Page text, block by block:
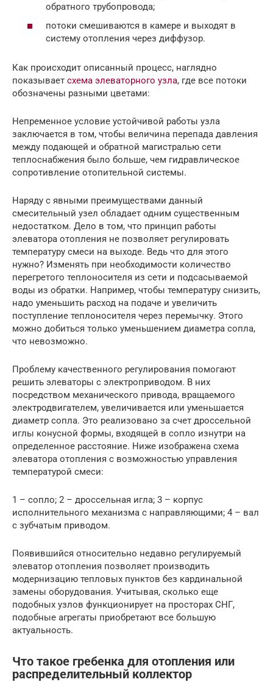
обратного трубопровода;
потоки смешиваются в камере и выходят в
систему отопления через диффузор.
Как происходит описанный процесс, наглядно
показывает схема элеваторного узла, где все потоки
обозначены разными цветами:
Непременное условие устойчивой работы узла
заключается в том, чтобы величина перепада давления
между подающей и обратной магистралью сети
теплоснабжения было больше, чем гидравлическое
сопротивление отопительной системы.
Наряду с явными преимуществами данный
смесительный узел обладает одним существенным
недостатком. Дело в том, что принцип работы
элеватора отопления не позволяет регулировать
температуру смеси на выходе. Ведь что для этого
нужно? Изменять при необходимости количество
перегретого теплоносителя из сети и подсасываемой
воды из обратки. Например, чтобы температуру снизить,
надо уменьшить расход на подаче и увеличить
поступление теплоносителя через перемычку. Этого
можно добиться только уменьшением диаметра сопла,
что невозможно.
Проблему качественного регулирования помогают
решить элеваторы с электроприводом. В них
посредством механического привода, вращаемого
электродвигателем, увеличивается или уменьшается
диаметр сопла. Это реализовано за счет дроссельной
иглы конусной формы, входящей в сопло изнутри на
определенное расстояние. Ниже изображена схема
элеватора отопления с возможностью управления
температурой смеси:
1 – сопло; 2 – дроссельная игла; 3 – корпус
исполнительного механизма с направляющими; 4 – вал
с зубчатым приводом.
Появившийся относительно недавно регулируемый
элеватор отопления позволяет производить
модернизацию тепловых пунктов без кардинальной
замены оборудования. Учитывая, сколько еще
подобных узлов функционирует на просторах СНГ,
подобные агрегаты приобретают все большую
актуальность.
Что такое гребенка для отопления или
распределительный коллектор